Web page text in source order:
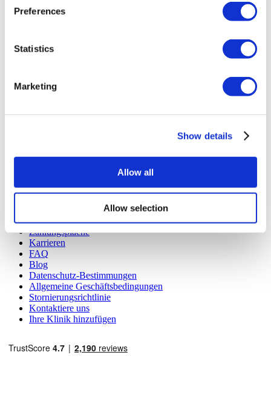
Preferences
Statistics
Marketing
Show details
Allow all
Allow selection
Türkei
(3)
TÜRSAB – Transaktionen auf flymedi.com werden von
MIRAC SARA TOURISM abgewickelt, einer bei TÜRSAB
Gesundheitstourismus zertifizierten Gesundheitseinrichtung
Wie es Funktioniert
Autoren & Gutachter
Flymedi Empfehlungsprogramm
Zahlungsplaene
Karrieren
FAQ
Blog
Datenschutz-Bestimmungen
Allgemeine Geschäftsbedingungen
Stornierungsrichtlinie
Kontaktiere uns
Ihre Klinik hinzufügen